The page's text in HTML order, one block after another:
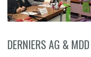
DERNIERS AG &